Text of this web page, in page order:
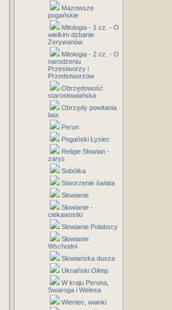
Mazowsze
pogańskie
Mitologia - 1 cz. - O
wielkim dzbanie
Zerywanów
Mitologia - 2 cz. - O
narodzeniu
Przestworzy i
Przedstworzów
Obrzędowość
starosłowiańska
Obrzędy powitania
lata
Perun
Pogański Łysiec
Religie Słowian -
zarys
Sobótka
Stworzenie świata
Słowianie
Słowianie -
ciekawostki
Słowianie Połabscy
Słowianie
Wschodni
Słowiańska dusza
Ukraiński Olimp
W kraju Peruna,
Swaroga i Welesa
Wieniec, wianki